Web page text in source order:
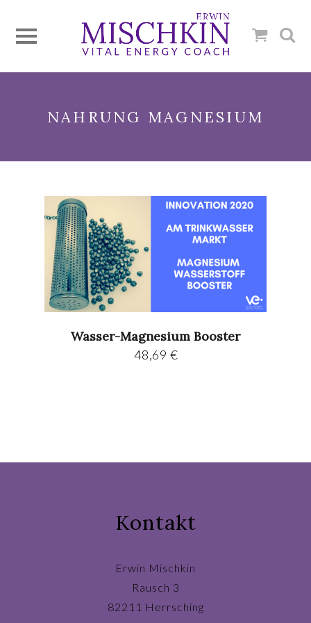
NAHRUNG MAGNESIUM
Wasser-Magnesium Booster
48,69 €
Kontakt
Erwin Mischkin
Rausch 3
82211 Herrsching